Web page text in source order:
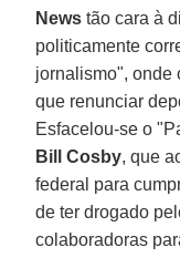
News tão cara à
politicamente
jornalismo", onde
que renunciar
Esfacelou-se o
Bill Cosby, que
federal para
de ter drogado
colaboradoras